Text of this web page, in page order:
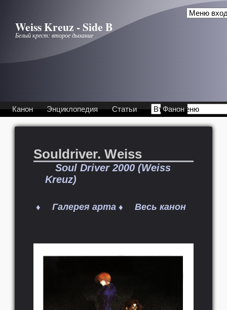
Weiss Kreuz - Side B
Белый крест: второе дыхание
Канон Энциклопедия Статьи Фанон
Souldriver. Weiss
Soul Driver 2000 (Weiss
Kreuz)
♦ Галерея арта ♦ Весь канон